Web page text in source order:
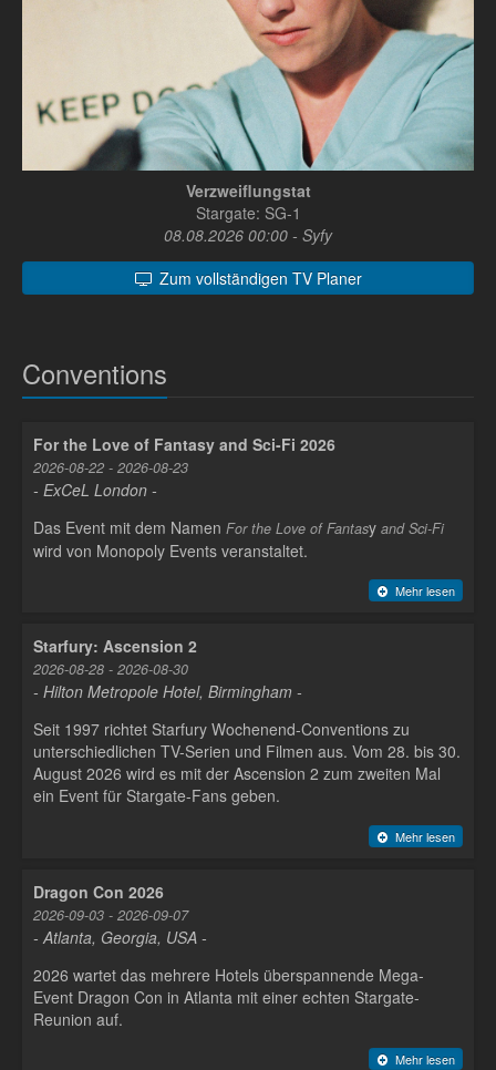
Verzweiflungstat
Stargate: SG-1
08.08.2026 00:00 - Syfy
Zum vollständigen TV Planer
Conventions
For the Love of Fantasy and Sci-Fi 2026
2026-08-22 - 2026-08-23
- ExCeL London -
Das Event mit dem Namen For the Love of Fantasy and Sci-Fi
wird von Monopoly Events veranstaltet.
Mehr lesen
Starfury: Ascension 2
2026-08-28 - 2026-08-30
- Hilton Metropole Hotel, Birmingham -
Seit 1997 richtet Starfury Wochenend-Conventions zu
unterschiedlichen TV-Serien und Filmen aus. Vom 28. bis 30.
August 2026 wird es mit der Ascension 2 zum zweiten Mal
ein Event für Stargate-Fans geben.
Mehr lesen
Dragon Con 2026
2026-09-03 - 2026-09-07
- Atlanta, Georgia, USA -
2026 wartet das mehrere Hotels überspannende Mega-
Event Dragon Con in Atlanta mit einer echten Stargate-
Reunion auf.
Mehr lesen